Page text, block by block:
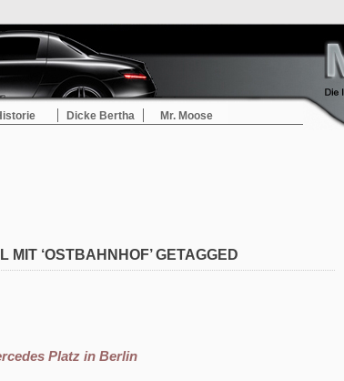
Dicke Bertha Mr. Moose
MIT ‘OSTBAHNHOF’ GETAGGED
Platz in Berlin